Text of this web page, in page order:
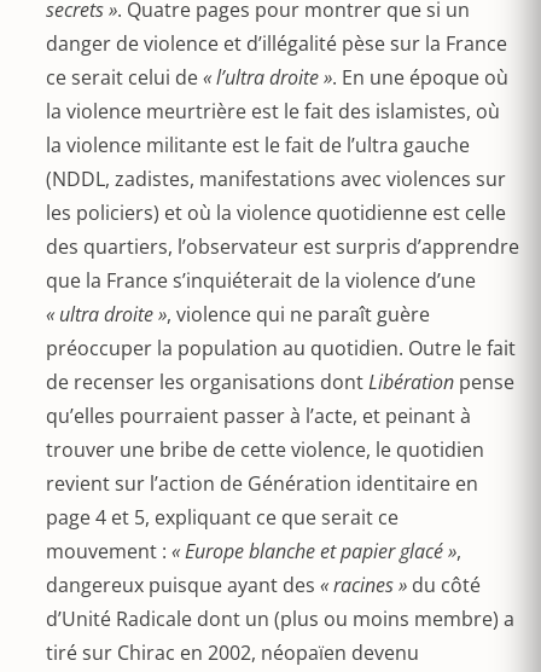
secrets ». Quatre pages pour montrer que si un
danger de violence et d’illégalité pèse sur la France
ce serait celui de« l’ultra droite ». En une époque où
la violence meurtrière est le fait des islamistes, où
la violence militante est le fait de l’ultra gauche
(NDDL, zadistes, manifestations avec violences sur
les policiers) et où la violence quotidienne est celle
des quartiers, l’observateur est surpris d’apprendre
que la France s’inquiéterait de la violence d’une
« ultra droite », violence qui ne paraît guère
préoccuper la population au quotidien. Outre le fait
de recenser les organisations dontLibération pense
qu’elles pourraient passer à l’acte, et peinant à
trouver une bribe de cette violence, le quotidien
revient sur l’action de Génération identitaire en
page 4 et 5, expliquant ce que serait ce
mouvement : « Europe blanche et papier glacé »,
dangereux puisque ayant des « racines » du côté
d’Unité Radicale dont un (plus ou moins membre) a
tiré sur Chirac en 2002, néopaïen devenu